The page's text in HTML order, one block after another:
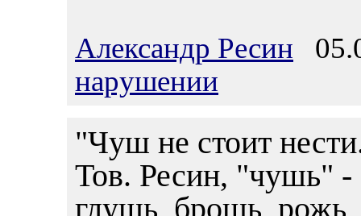
Александр Ресин
нарушении
"Чуш не стоит
Тов. Ресин, "чушь" -
глушь, брошь, рожь,